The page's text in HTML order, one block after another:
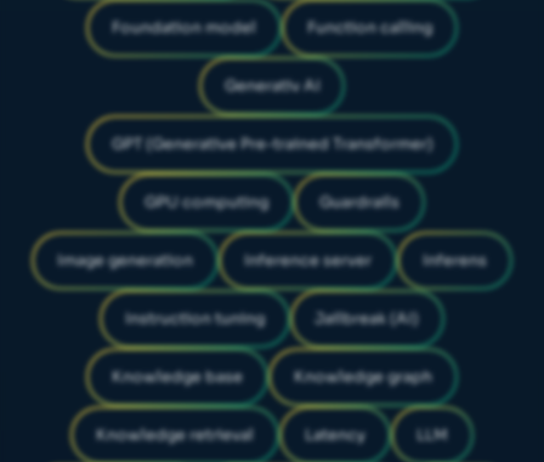
Foundation model Function calling
Generativ AI
GPT (Generative Pre-trained Transformer)
GPU computing Guardrails
Image generation Inference server Inferens
Instruction tuning Jailbreak (AI)
Knowledge base Knowledge graph
Knowledge retrieval Latency LLM